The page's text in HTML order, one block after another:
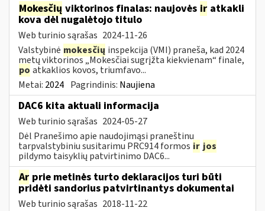
Mokesčių viktorinos finalas: naujovės ir atkakli
kova dėl nugalėtojo titulo
Web turinio sąrašas 2024-11-26
Valstybinė mokesčių inspekcija (VMI) praneša, kad 2024
metų viktorinos „Mokesčiai sugrįžta kiekvienam“ finale,
po atkaklios kovos, triumfavo...
Metai: 2024 Pagrindinis: Naujiena
DAC6 kita aktuali informacija
Web turinio sąrašas 2024-05-27
Dėl Pranešimo apie naudojimąsi praneštinu
tarpvalstybiniu susitarimu PRC914 formos ir jos
pildymo taisyklių patvirtinimo DAC6...
Ar prie metinės turto deklaracijos turi būti
pridėti sandorius patvirtinantys dokumentai
Web turinio sąrašas 2018-11-22